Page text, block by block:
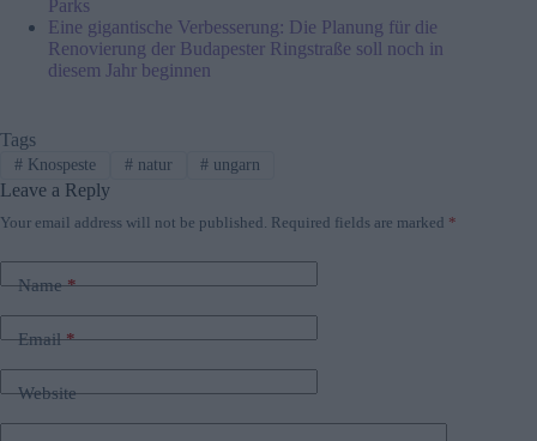
Parks
Eine gigantische Verbesserung: Die Planung für die
Renovierung der Budapester Ringstraße soll noch in
diesem Jahr beginnen
Tags
#Knospeste #natur # ungarn
Leave a Reply
Your email address will not be published. Required fields are marked *
Name*
Email*
Website